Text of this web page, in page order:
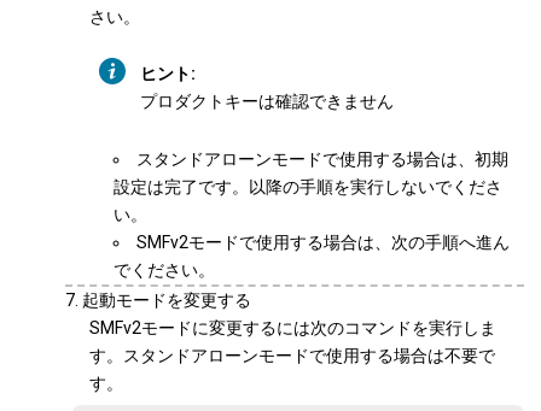
さい。
ヒント:
プロダクトキーは確認できません
スタンドアローンモードで使用する場合は、初期
設定は完了です。以降の手順を実行しないでくださ
い。
SMFv2モードで使用する場合は、次の手順へ進ん
でください。
起動モードを変更する
SMFv2モードに変更するには次のコマンドを実行しま
す。スタンドアローンモードで使用する場合は不要で
す。